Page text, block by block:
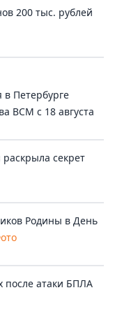
200 тыс. рублей
в Петербурге
ВСМ с 18 августа
секрет
Родины в День
после атаки БПЛА